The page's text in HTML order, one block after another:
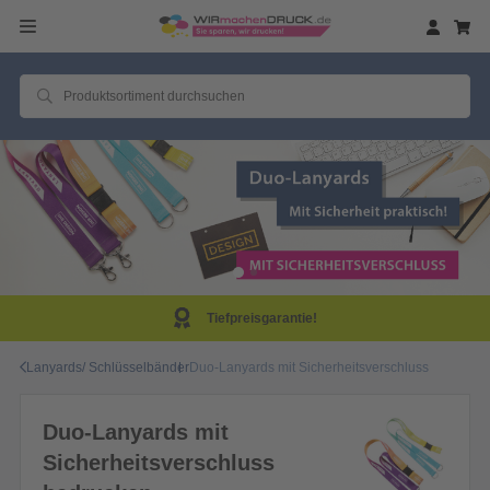
Tiefpreisgarantie!
Lanyards/ SchlüsselbänderDuo-Lanyards mit Sicherheitsverschluss
Duo-Lanyards mit
Sicherheitsverschluss